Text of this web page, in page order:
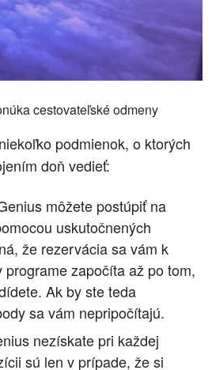
cestovateľské odmeny
podmienok, o ktorých
doň vedieť:
môžete postúpiť na
uskutočnených
že rezervácia sa vám k
započíta až po tom,
Ak by ste teda
sa vám nepripočítajú.
nezískate pri každej
sú len v prípade, že si